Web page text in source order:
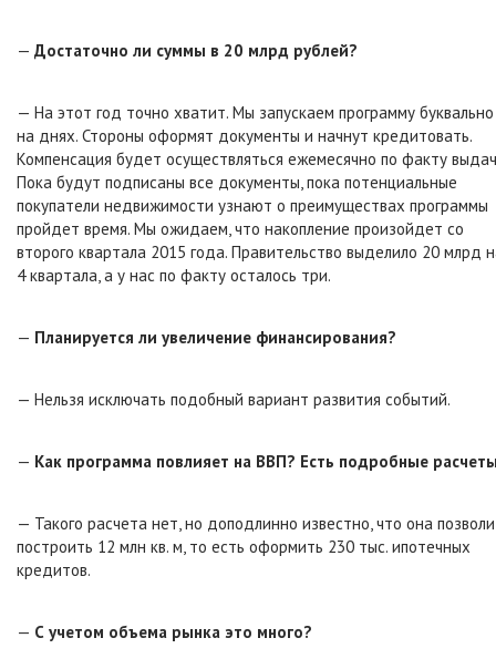
— Достаточно ли суммы в 20 млрд рублей?
— На этот год точно хватит. Мы запускаем программу буквально
на днях. Стороны оформят документы и начнут кредитовать.
Компенсация будет осуществляться ежемесячно по факту
Пока будут подписаны все документы, пока потенциальные
покупатели недвижимости узнают о преимуществах программы
пройдет время. Мы ожидаем, что накопление произойдет со
второго квартала 2015 года. Правительство выделило 20 млрд
4 квартала, а у нас по факту осталось три.
— Планируется ли увеличение финансирования?
— Нельзя исключать подобный вариант развития событий.
— Как программа повлияет на ВВП? Есть подробные
— Такого расчета нет, но доподлинно известно, что она
построить 12 млн кв. м, то есть оформить 230 тыс. ипотечных
кредитов.
— С учетом объема рынка это много?